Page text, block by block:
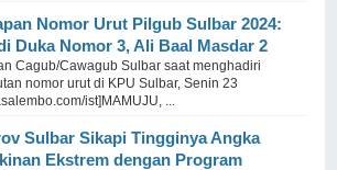
Nomor Urut Pilgub Sulbar 2024:
Duka Nomor 3, Ali Baal Masdar 2
Cagub/Cawagub Sulbar saat menghadiri
nomor urut di KPU Sulbar, Senin 23
ist]MAMUJU, ...
Sulbar Sikapi Tingginya Angka
Ekstrem dengan Program